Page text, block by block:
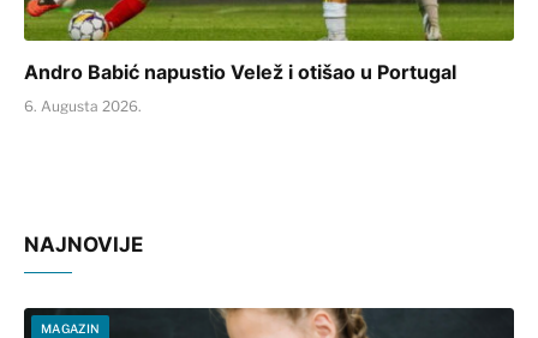
Andro Babić napustio Velež i otišao u Portugal
6. Augusta 2026.
NAJNOVIJE
MAGAZIN